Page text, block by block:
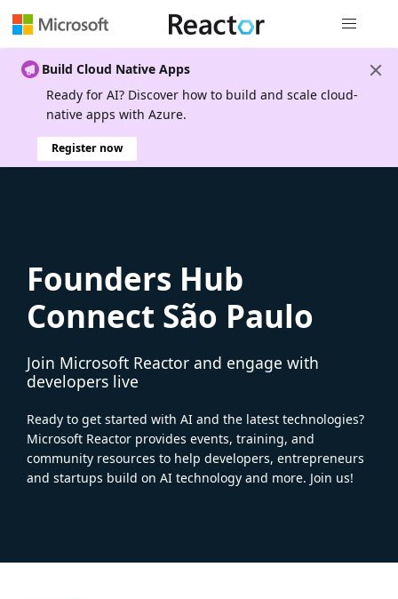
Build Cloud Native Apps
Ready for AI? Discover how to build and scale cloud-
native apps with Azure.
Register now
Founders Hub
Connect São Paulo
Join Microsoft Reactor and engage with
developers live
Ready to get started with AI and the latest technologies?
Microsoft Reactor provides events, training, and
community resources to help developers, entrepreneurs
and startups build on AI technology and more. Join us!